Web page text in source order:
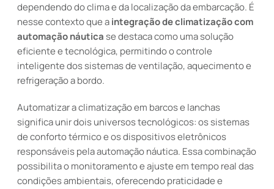
dependendo do clima e da localização da embarcação. É
nesse contexto que aintegração de climatização com
automação náuticase destaca como uma solução
eficiente e tecnológica, permitindo o controle
inteligente dos sistemas de ventilação, aquecimento e
refrigeração a bordo.
Automatizar a climatização em barcos e lanchas
significa unir dois universos tecnológicos: os sistemas
de conforto térmico e os dispositivos eletrônicos
responsáveis pela automação náutica. Essa combinação
possibilita o monitoramento e ajuste em tempo real das
condições ambientais, oferecendo praticidade e